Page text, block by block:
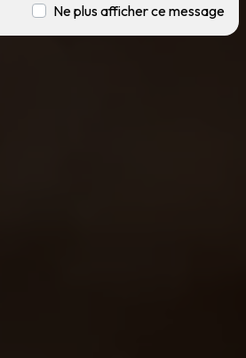
Ne plus afficher ce message